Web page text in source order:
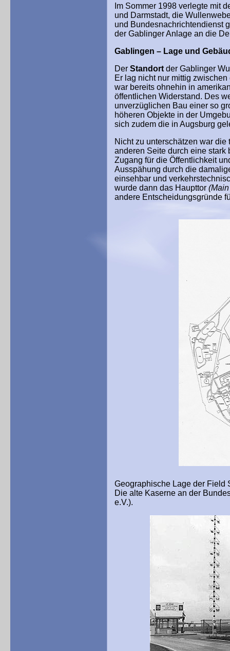
Im Sommer 1998 verlegte mit
und Darmstadt, die
und Bundesnachrichtendienst
der Gablinger Anlage an die
Gablingen – Lage und
Der Standortder Gablinger
Er lag nicht nur mittig
war bereits ohnehin in
öffentlichen Widerstand. Des
unverzüglichen Bau einer so
höheren Objekte in der
sich zudem die in Augsburg
Nicht zu unterschätzen war
anderen Seite durch eine stark
Zugang für die Öffentlichkeit
Ausspähung durch die
einsehbar und
wurde dann das Haupttor
andere Entscheidungsgründe
Geographische Lage der Field
Die alte Kaserne an der
e.V.).